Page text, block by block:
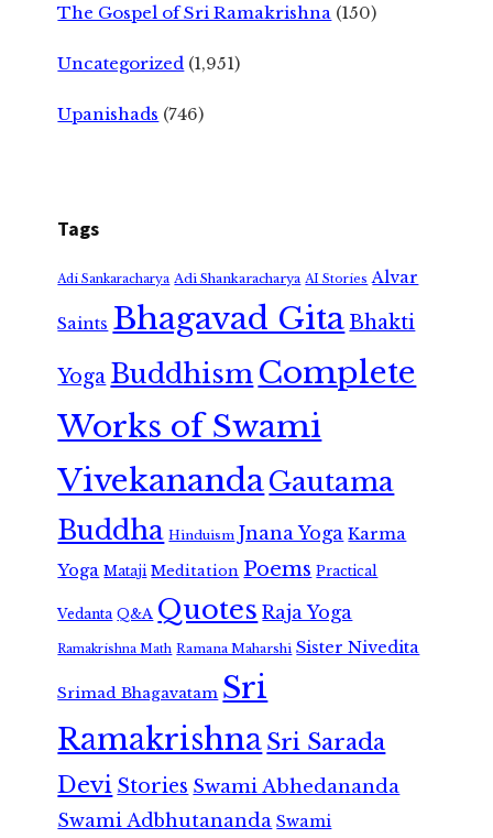
The Gospel of Sri Ramakrishna (150)
Uncategorized (1,951)
Upanishads (746)
Tags
Adi Sankaracharya Adi Shankaracharya AI Stories Alvar
Saints Bhagavad GitaBhakti
Yoga Buddhism Complete
Works of Swami
VivekanandaGautama
Buddha Hinduism Jnana Yoga Karma
Yoga Mataji Meditation Poems Practical
Vedanta Q&A Quotes Raja Yoga
Ramakrishna Math Ramana Maharshi Sister Nivedita
Srimad Bhagavatam Sri
RamakrishnaSri Sarada
Devi Stories Swami Abhedananda
Swami Adbhutananda Swami